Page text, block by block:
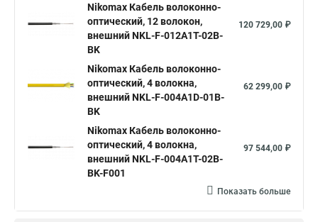
Nikomax Кабель волоконно-
оптический, 12 волокон,
внешний NKL-F-012A1T-02B-
BK
120 729,00 ₽
Nikomax Кабель волоконно-
оптический, 4 волокна,
внешний NKL-F-004A1D-01B-
BK
62 299,00 ₽
Nikomax Кабель волоконно-
оптический, 4 волокна,
внешний NKL-F-004A1T-02B-
BK-F001
97 544,00 ₽
Показать больше